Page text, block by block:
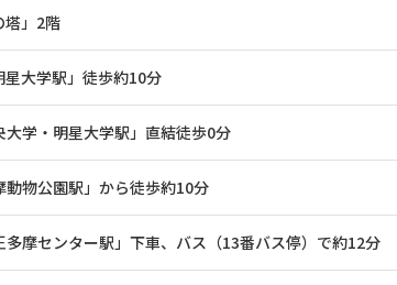
塔」2階
大学駅」徒歩約10分
大学・明星大学駅」直結徒歩0分
動物公園駅」から徒歩約10分
多摩センター駅」下車、バス（13番バス停）で約12分